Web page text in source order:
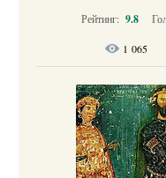
Рейтинг: 9.8
1 065